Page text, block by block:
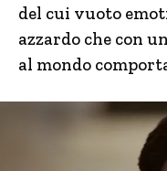
del cui vuoto
azzardo che con
al mondo